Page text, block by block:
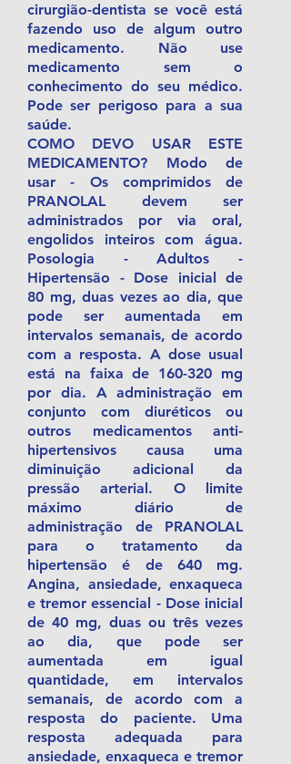
cirurgião-dentista se você está
fazendo uso de algum outro
medicamento. Não use
medicamento sem o
conhecimento do seu médico.
Pode ser perigoso para a sua
saúde.
COMO DEVO USAR ESTE
MEDICAMENTO? Modo de
usar - Os comprimidos de
PRANOLAL devem ser
administrados por via oral,
engolidos inteiros com água.
Posologia - Adultos -
Hipertensão - Dose inicial de
80 mg, duas vezes ao dia, que
pode ser aumentada em
intervalos semanais, de acordo
com a resposta. A dose usual
está na faixa de 160-320 mg
por dia. A administração em
conjunto com diuréticos ou
outros medicamentos anti-
hipertensivos causa uma
diminuição adicional da
pressão arterial. O limite
máximo diário de
administração de PRANOLAL
para o tratamento da
hipertensão é de 640 mg.
Angina, ansiedade, enxaqueca
e tremor essencial - Dose inicial
de 40 mg, duas ou três vezes
ao dia, que pode ser
aumentada em igual
quantidade, em intervalos
semanais, de acordo com a
resposta do paciente. Uma
resposta adequada para
ansiedade, enxaqueca e tremor